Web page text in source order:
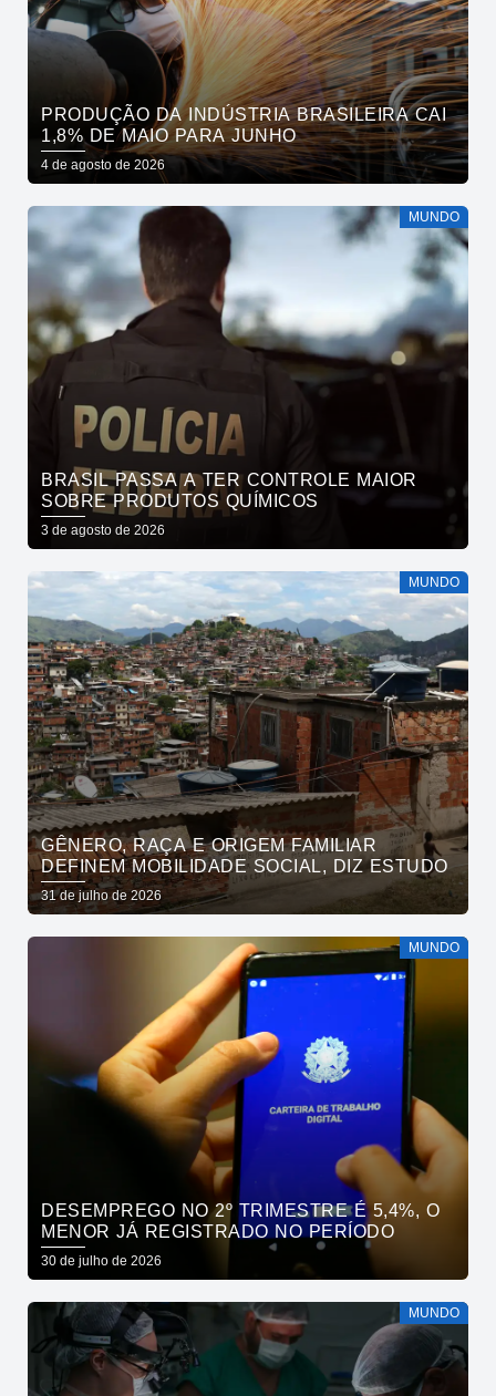
PRODUÇÃO DA INDÚSTRIA BRASILEIRA CAI
1,8% DE MAIO PARA JUNHO
4 de agosto de 2026
MUNDO
BRASIL PASSA A TER CONTROLE MAIOR
SOBRE PRODUTOS QUÍMICOS
3 de agosto de 2026
MUNDO
GÊNERO, RAÇA E ORIGEM FAMILIAR
DEFINEM MOBILIDADE SOCIAL, DIZ ESTUDO
31 de julho de 2026
MUNDO
DESEMPREGO NO 2º TRIMESTRE É 5,4%, O
MENOR JÁ REGISTRADO NO PERÍODO
30 de julho de 2026
MUNDO